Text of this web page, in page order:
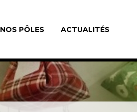
NOS PÔLES ACTUALITÉS